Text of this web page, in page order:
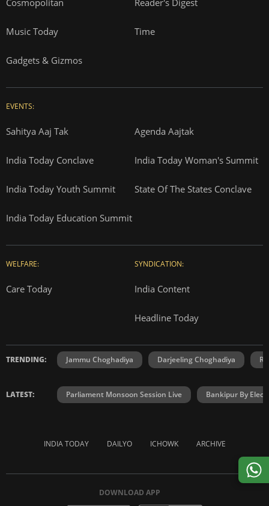
Music Today Time
Gadgets & Gizmos
EVENTS:
Sahitya Aaj Tak Agenda Aajtak
India Today Conclave India Today Woman's Summit
India Today Youth Summit State Of The States Conclave
India Today Education Summit
WELFARE:
Care Today
SYNDICATION:
India Content
Headline Today
TRENDING: Jammu Choghadiya Darjeeling Choghadiya
LATEST: Parliament Monsoon Session Live Bankipur By
INDIA TODAY DAILYO ICHOWK ARCHIVE
DOWNLOAD APP